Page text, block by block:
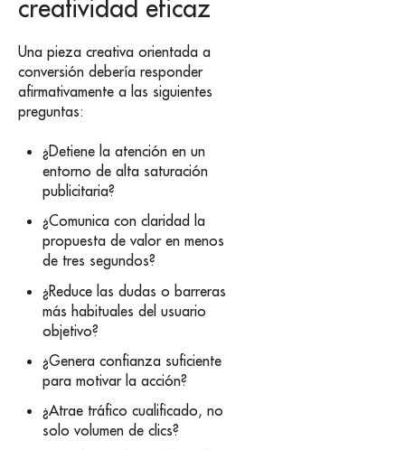
creatividad eficaz
Una pieza creativa orientada a
conversión debería responder
afirmativamente a las siguientes
preguntas:
¿Detiene la atención en un
entorno de alta saturación
publicitaria?
¿Comunica con claridad la
propuesta de valor en menos
de tres segundos?
¿Reduce las dudas o barreras
más habituales del usuario
objetivo?
¿Genera confianza suficiente
para motivar la acción?
¿Atrae tráfico cualificado, no
solo volumen de clics?